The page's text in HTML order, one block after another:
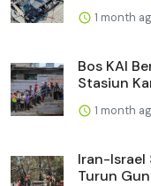
1 month
Bos KAI
Stasiun
1 month
Iran-Israel
Turun